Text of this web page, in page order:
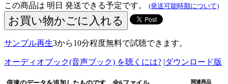
この商品は 明日 発送できる予定です。 (発送可能時期について)
サンプル再生3から10分程度無料で試聴できます。
オーディオブック(音声ブック) を聴くには? |ダウンロード版
関連商品